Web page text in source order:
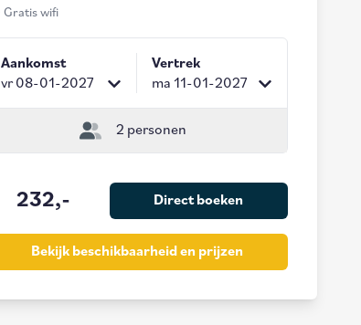
Gratis wifi
Aankomst
vr 08-01-2027
Vertrek
ma 11-01-2027
2 personen
232,- Direct boeken
Bekijk beschikbaarheid en prijzen